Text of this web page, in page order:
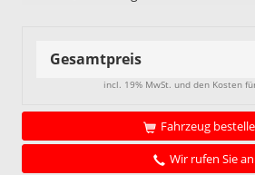
Gesamtpreis
incl. 19% MwSt. und den Kosten
Fahrzeug
Wir rufen Sie an